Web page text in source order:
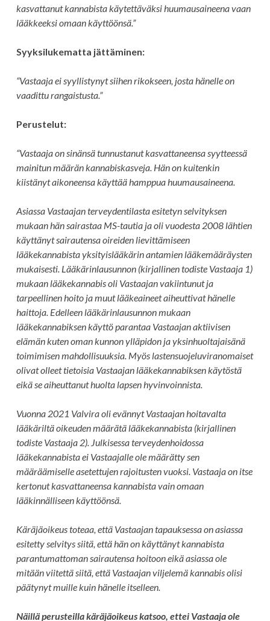
kasvattanut kannabista käytettäväksi huumausaineena vaan
lääkkeeksi omaan käyttöönsä.”
Syyksilukematta jättäminen:
“Vastaaja ei syyllistynyt siihen rikokseen, josta hänelle on
vaadittu rangaistusta.”
Perustelut:
“Vastaaja on sinänsä tunnustanut kasvattaneensa syytteessä
mainitun määrän kannabiskasveja. Hän on kuitenkin
kiistänyt aikoneensa käyttää hamppua huumausaineena.
Asiassa Vastaajan terveydentilasta esitetyn selvityksen
mukaan hän sairastaa MS-tautia ja oli vuodesta 2008 lähtien
käyttänyt sairautensa oireiden lievittämiseen
lääkekannabista yksityislääkärin antamien lääkemääräysten
mukaisesti. Lääkärinlausunnon (kirjallinen todiste Vastaaja 1)
mukaan lääkekannabis oli Vastaajan vakiintunut ja
tarpeellinen hoito ja muut lääkeaineet aiheuttivat hänelle
haittoja. Edelleen lääkärinlausunnon mukaan
lääkekannabiksen käyttö parantaa Vastaajan aktiivisen
elämän kuten oman kunnon ylläpidon ja yksinhuoltajaisänä
toimimisen mahdollisuuksia. Myös lastensuojeluviranomaiset
olivat olleet tietoisia Vastaajan lääkekannabiksen käytöstä
eikä se aiheuttanut huolta lapsen hyvinvoinnista.
Vuonna 2021 Valvira oli evännyt Vastaajan hoitavalta
lääkäriltä oikeuden määrätä lääkekannabista (kirjallinen
todiste Vastaaja 2). Julkisessa terveydenhoidossa
lääkekannabista ei Vastaajalle ole määrätty sen
määräämiselle asetettujen rajoitusten vuoksi. Vastaaja on itse
kertonut kasvattaneensa kannabista vain omaan
lääkinnälliseen käyttöönsä.
Käräjäoikeus toteaa, että Vastaajan tapauksessa on asiassa
esitetty selvitys siitä, että hän on käyttänyt kannabista
parantumattoman sairautensa hoitoon eikä asiassa ole
mitään viitettä siitä, että Vastaajan viljelemä kannabis olisi
päätynyt muille kuin hänelle itselleen.
Näillä perusteilla käräjäoikeus katsoo, ettei Vastaaja ole